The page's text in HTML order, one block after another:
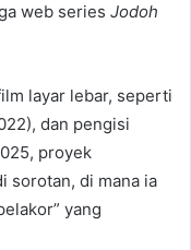
web series Jodoh
layar lebar, seperti
dan pengisi
proyek
sorotan, di mana ia
yang